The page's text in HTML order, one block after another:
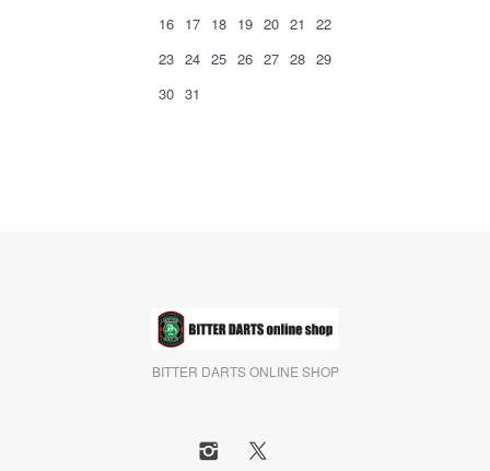
16 17 18 19 20 21
22
23 24 25 26 27 28 29
30 31
BITTER DARTS ONLINE SHOP